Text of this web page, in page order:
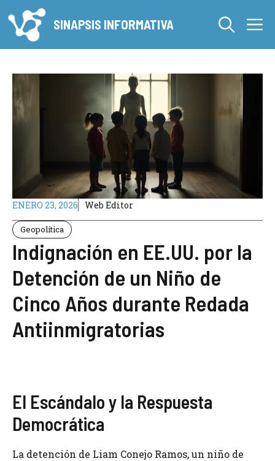
al
contenido
SINAPSIS INFORMATIVA
ENERO 23, 2026 Web Editor
Geopolítica
Indignación en EE.UU. por la
Detención de un Niño de
Cinco Años durante Redada
Antiinmigratorias
El Escándalo y la Respuesta
Democrática
La detención de Liam Conejo Ramos, un niño de